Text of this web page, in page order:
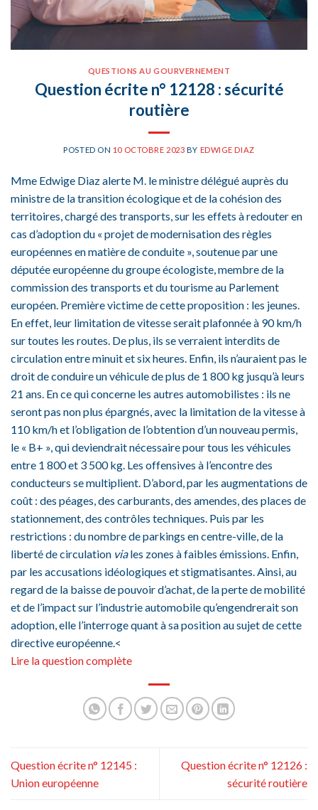
QUESTIONS AU GOURVERNEMENT
Question écrite n° 12128 : sécurité
routière
POSTED ON 10 OCTOBRE 2023 BY EDWIGE DIAZ
Mme Edwige Diaz alerte M. le ministre délégué auprès du
ministre de la transition écologique et de la cohésion des
territoires, chargé des transports, sur les effets à redouter en
cas d’adoption du « projet de modernisation des règles
européennes en matière de conduite », soutenue par une
députée européenne du groupe écologiste, membre de la
commission des transports et du tourisme au Parlement
européen. Première victime de cette proposition : les jeunes.
En effet, leur limitation de vitesse serait plafonnée à 90 km/h
sur toutes les routes. De plus, ils se verraient interdits de
circulation entre minuit et six heures. Enfin, ils n’auraient pas le
droit de conduire un véhicule de plus de 1 800 kg jusqu’à leurs
21 ans. En ce qui concerne les autres automobilistes : ils ne
seront pas non plus épargnés, avec la limitation de la vitesse à
110 km/h et l’obligation de l’obtention d’un nouveau permis,
le « B+ », qui deviendrait nécessaire pour tous les véhicules
entre 1 800 et 3 500 kg. Les offensives à l’encontre des
conducteurs se multiplient. D’abord, par les augmentations de
coût : des péages, des carburants, des amendes, des places de
stationnement, des contrôles techniques. Puis par les
restrictions : du nombre de parkings en centre-ville, de la
liberté de circulation viales zones à faibles émissions. Enfin,
par les accusations idéologiques et stigmatisantes. Ainsi, au
regard de la baisse de pouvoir d’achat, de la perte de mobilité
et de l’impact sur l’industrie automobile qu’engendrerait son
adoption, elle l’interroge quant à sa position au sujet de cette
directive européenne.<
Lire la question complète
Question écrite n° 12145 :
Union européenne
Question écrite n° 12126 :
sécurité routière